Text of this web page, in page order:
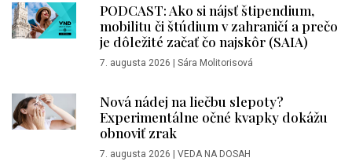
PODCAST: Ako si nájsť štipendium,
mobilitu či štúdium v zahraničí a prečo
je dôležité začať čo najskôr (SAIA)
7. augusta 2026 | Sára Molitorisová
Nová nádej na liečbu slepoty?
Experimentálne očné kvapky dokážu
obnoviť zrak
7. augusta 2026 | VEDA NA DOSAH